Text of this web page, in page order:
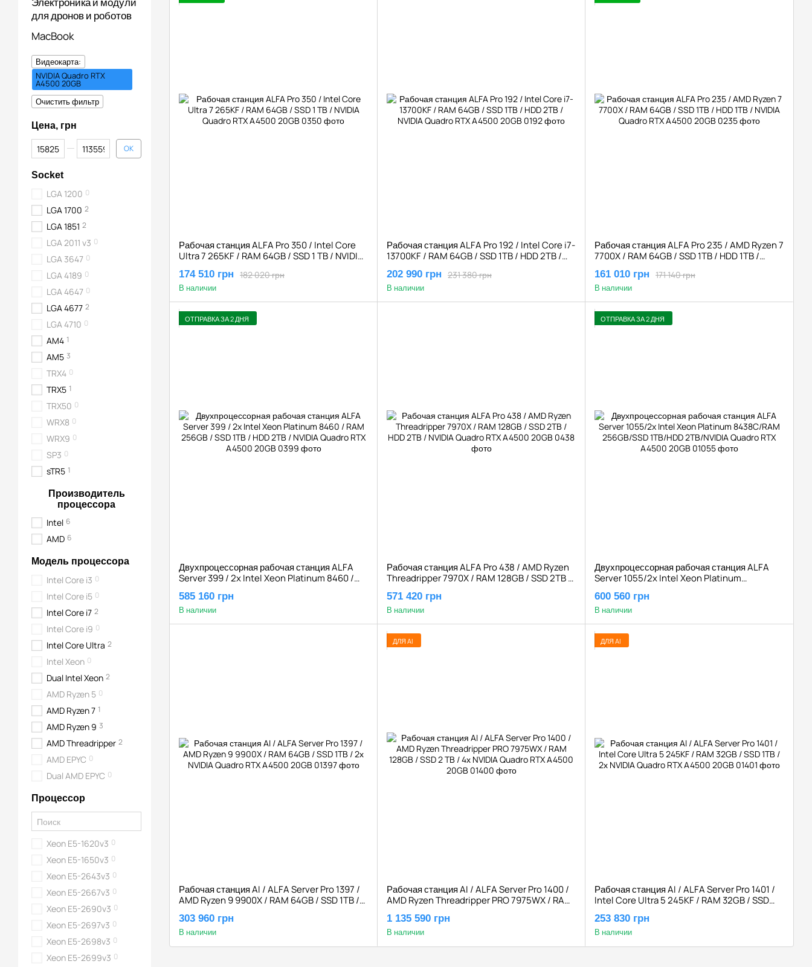
Рабочая станция ALFA Pro 350 / Intel Core
Ultra 7 265KF / RAM 64GB / SSD 1 TB / NVIDIA
182 020 грн
174 510 грн
В наличии
Рабочая станция ALFA Pro 192 / Intel Core i7-
13700KF / RAM 64GB / SSD 1TB / HDD 2TB /
231 380 грн
202 990 грн
В наличии
Рабочая станция ALFA Pro 235 / AMD Ryzen 7
7700X / RAM 64GB / SSD 1TB / HDD 1TB /
171 140 грн
161 010 грн
В наличии
ОТПРАВКА ЗА 2 ДНЯ
Двухпроцессорная рабочая станция ALFA
Server 399 / 2x Intel Xeon Platinum 8460 /
Quadro RTX A4500 20GB
585 160 грн
В наличии
Рабочая станция ALFA Pro 438 / AMD Ryzen
Threadripper 7970X / RAM 128GB / SSD 2TB /
571 420 грн
В наличии
ОТПРАВКА ЗА 2 ДНЯ
Двухпроцессорная рабочая станция ALFA
Server 1055/2x Intel Xeon Platinum
2TB/NVIDIA Quadro RTX A4500 20GB
600 560 грн
В наличии
Рабочая станция AI / ALFA Server Pro 1397 /
AMD Ryzen 9 9900X / RAM 64GB / SSD 1TB /
303 960 грн
В наличии
ДЛЯ AI
Рабочая станция AI / ALFA Server Pro 1400 /
AMD Ryzen Threadripper PRO 7975WX / RAM
A4500 20GB
1 135 590 грн
В наличии
ДЛЯ AI
Рабочая станция AI / ALFA Server Pro 1401 /
Intel Core Ultra 5 245KF / RAM 32GB / SSD
253 830 грн
В наличии
для дронов и роботов
MacBook
Видеокарта:
NVIDIA Quadro RTX
A4500 20GB
Очистить фильтр
Цена, грн
От Цена, грн
До Цена, грн OK
Socket
LGA 1200 0
LGA 1700 2
LGA 1851 2
LGA 2011 v3 0
LGA 3647 0
LGA 4189 0
LGA 4647 0
LGA 4677 2
LGA 4710 0
AM4 1
AM5 3
TRX4 0
TRX5 1
TRX50 0
WRX8 0
WRX9 0
SP3 0
sTR5 1
Производитель
процессора
Intel 6
AMD 6
Модель процессора
Intel Core i3 0
Intel Core i5 0
Intel Core i7 2
Intel Core i9 0
Intel Core Ultra 2
Intel Xeon 0
Dual Intel Xeon 2
AMD Ryzen 5 0
AMD Ryzen 7 1
AMD Ryzen 9 3
AMD Threadripper 2
AMD EPYC 0
Dual AMD EPYC 0
Процессор
Xeon E5-1620v3 0
Xeon E5-1650v3 0
Xeon E5-2643v3 0
Xeon E5-2667v3 0
Xeon E5-2690v3 0
Xeon E5-2697v3 0
Xeon E5-2698v3 0
Xeon E5-2699v3 0